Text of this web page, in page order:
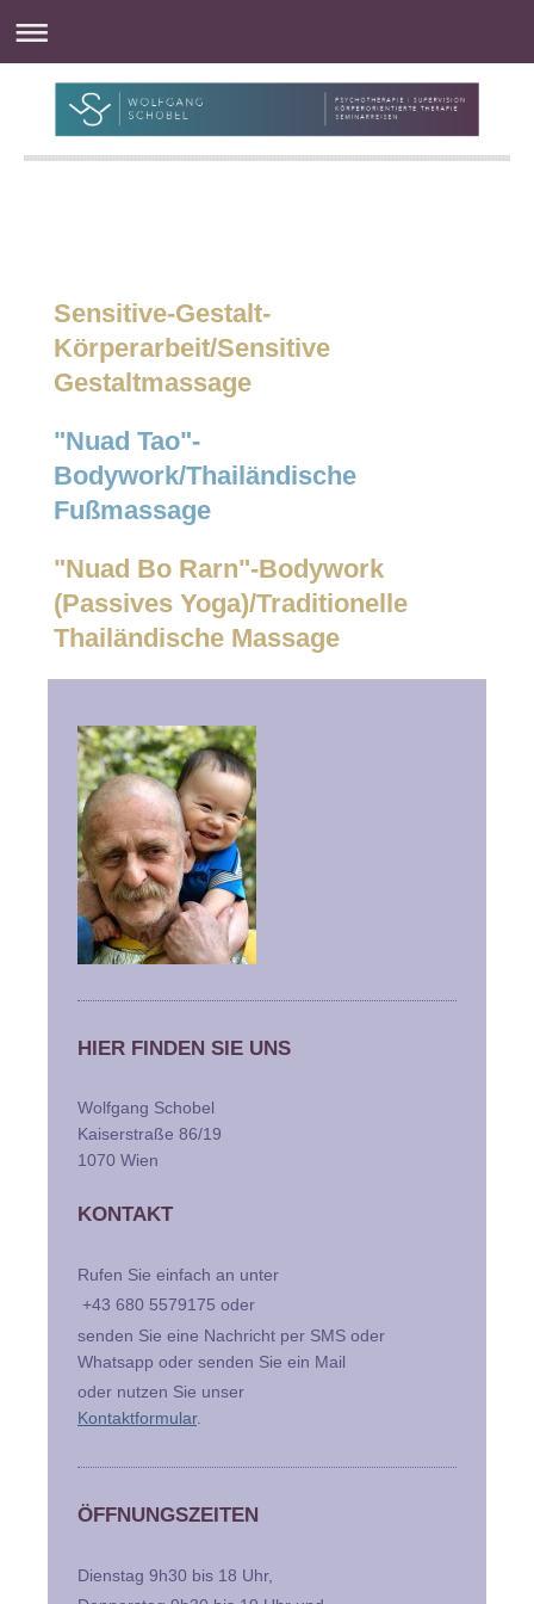
Sensitive-Gestalt-
Körperarbeit/Sensitive
Gestaltmassage
"Nuad Tao"-
Bodywork/Thailändische
Fußmassage
"Nuad Bo Rarn"-Bodywork
(Passives Yoga)/Traditionelle
Thailändische Massage
HIER FINDEN SIE UNS
Wolfgang Schobel
Kaiserstraße 86/19
1070 Wien
KONTAKT
Rufen Sie einfach an unter
+43 680 5579175 oder
senden Sie eine Nachricht per SMS oder
Whatsapp oder senden Sie ein Mail
oder nutzen Sie unser
Kontaktformular.
ÖFFNUNGSZEITEN
Dienstag 9h30 bis 18 Uhr,